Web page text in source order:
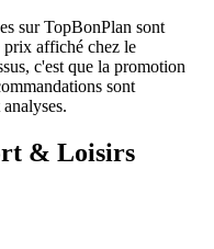
sur TopBonPlan sont
prix affiché chez le
c'est que la promotion
sont
& Loisirs